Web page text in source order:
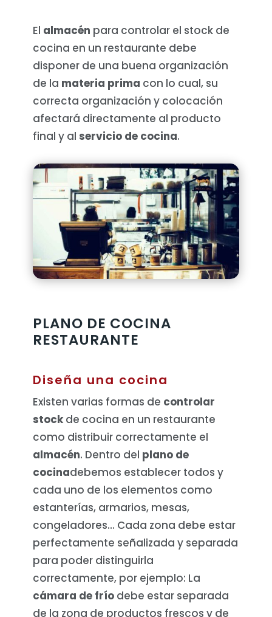
El almacén para controlar el stock de
cocina en un restaurante debe
disponer de una buena organización
de la materia prima con lo cual, su
correcta organización y colocación
afectará directamente al producto
final y al servicio de cocina.
PLANO DE COCINA
RESTAURANTE
Diseña una cocina
Existen varias formas de controlar
stockde cocina en un restaurante
como distribuir correctamente el
almacén. Dentro del plano de
cocinadebemos establecer todos y
cada uno de los elementos como
estanterías, armarios, mesas,
congeladores… Cada zona debe estar
perfectamente señalizada y separada
para poder distinguirla
correctamente, por ejemplo: La
cámara de fríodebe estar separada
de la zona de productos frescos y de